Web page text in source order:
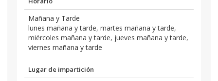
Mañana y Tarde
lunes mañana y tarde, martes mañana y tarde,
miércoles mañana y tarde, jueves mañana y tarde,
viernes mañana y tarde
Lugar de impartición